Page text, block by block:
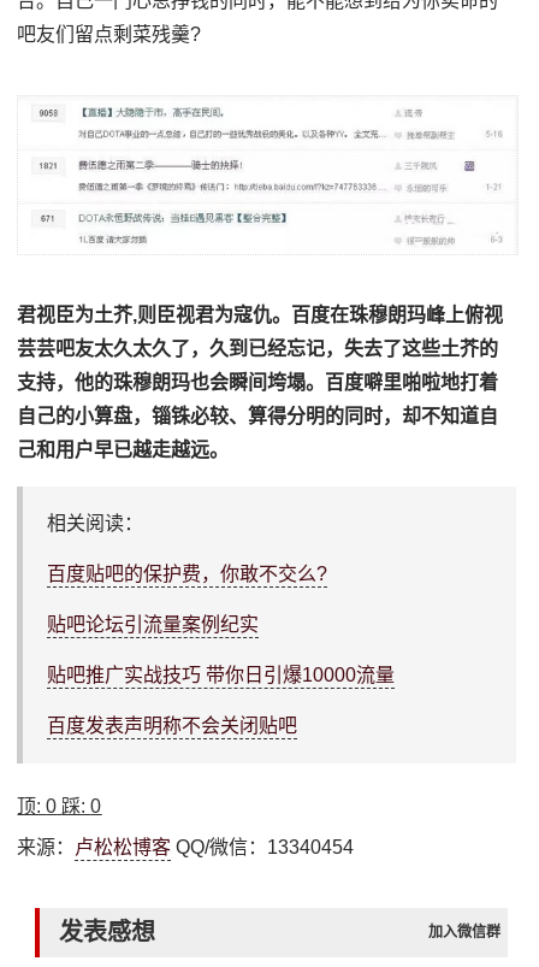
吧友们留点剩菜残羹?
君视臣为土芥,则臣视君为寇仇。百度在珠穆朗玛峰上俯视
芸芸吧友太久太久了，久到已经忘记，失去了这些土芥的
支持，他的珠穆朗玛也会瞬间垮塌。百度噼里啪啦地打着
自己的小算盘，锱铢必较、算得分明的同时，却不知道自
己和用户早已越走越远。
相关阅读：
百度贴吧的保护费，你敢不交么?
贴吧论坛引流量案例纪实
贴吧推广实战技巧 带你日引爆10000流量
百度发表声明称不会关闭贴吧
顶:0 踩:0
来源： 卢松松博客 QQ/微信：13340454
发表感想 加入微信群